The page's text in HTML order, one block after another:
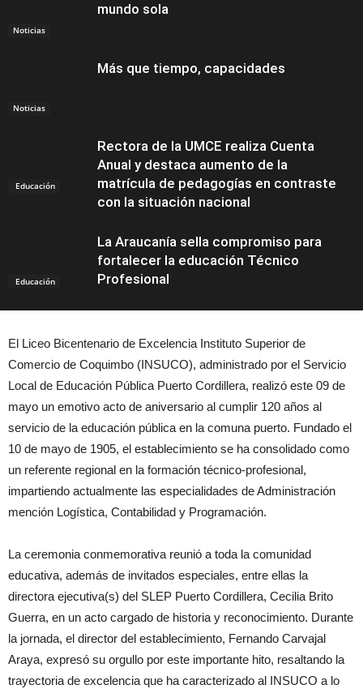
Noticias
mundo sola
Noticias
Más que tiempo, capacidades
Educación
Rectora de la UMCE realiza Cuenta
Anual y destaca aumento de la
matrícula de pedagogías en contraste
con la situación nacional
Educación
La Araucanía sella compromiso para
fortalecer la educación Técnico
Profesional
El Liceo Bicentenario de Excelencia Instituto Superior de
Comercio de Coquimbo (INSUCO), administrado por el Servicio
Local de Educación Pública Puerto Cordillera, realizó este 09 de
mayo un emotivo acto de aniversario al cumplir 120 años al
servicio de la educación pública en la comuna puerto. Fundado el
10 de mayo de 1905, el establecimiento se ha consolidado como
un referente regional en la formación técnico-profesional,
impartiendo actualmente las especialidades de Administración
mención Logística, Contabilidad y Programación.
La ceremonia conmemorativa reunió a toda la comunidad
educativa, además de invitados especiales, entre ellas la
directora ejecutiva(s) del SLEP Puerto Cordillera, Cecilia Brito
Guerra, en un acto cargado de historia y reconocimiento. Durante
la jornada, el director del establecimiento, Fernando Carvajal
Araya, expresó su orgullo por este importante hito, resaltando la
trayectoria de excelencia que ha caracterizado al INSUCO a lo